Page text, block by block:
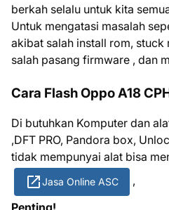
berkah selalu untuk kita
Untuk mengatasi masalah
akibat salah install rom,
salah pasang firmware , dan
Cara Flash Oppo A18
Di butuhkan Komputer dan
,DFT PRO, Pandora box,
tidak mempunyai alat bisa
Jasa Online ASC
,
Penting!